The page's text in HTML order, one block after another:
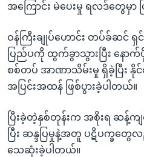
အကြောင်း မဲပေးမှု ရလဒ်တွေမှာ
ဝန်ကြီးချုပ်ဟောင်း တပ်ခ်ဆင် ရှ
ပြည်ပကို ထွက်ခွာသွားပြီး နေ
စစ်တပ် အာဏာသိမ်းမှု ရှိခဲ့ပြီး နို
အပြင်းအထန် ဖြစ်ပွားခဲ့ပါတယ်။
ပြီးခဲ့တဲ့နှစ်တုန်းက အစိုးရ ဆန့်ကျင်
ပြီး ဆန္ဒပြမှုနဲ့အတူ ပဋိပက္ခတွေ
သေဆုံးခဲ့ပါတယ်။